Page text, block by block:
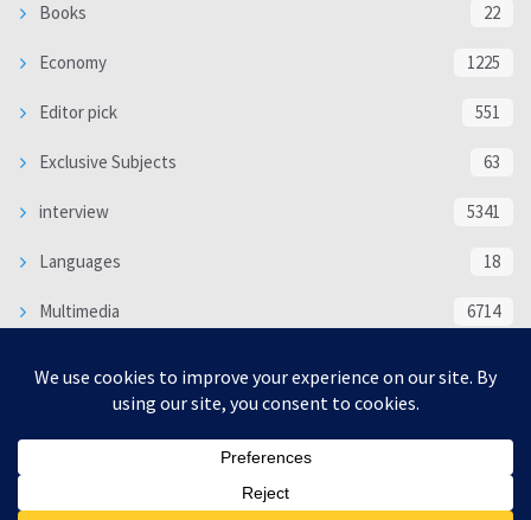
Books 22
Economy 1225
Editor pick 551
Exclusive Subjects 63
interview 5341
Languages 18
Multimedia 6714
WORLD 16333